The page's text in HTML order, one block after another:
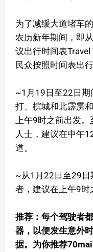
为了减缓大道堵车
农历新年期间，即
议出行时间表
民众按照时间表出行
~1月19日至22日期
打、槟城和北霹雳
上午9时之前出发
人士，建议在中午
道。
~从1月22日至29日
者，建议在上午9时
推荐：每个驾驶者
器，以便发生意外
据。为你推荐